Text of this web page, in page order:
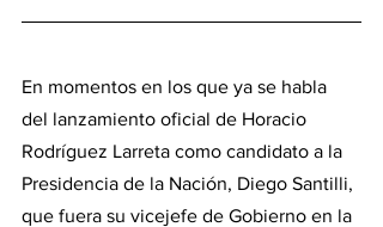
En momentos en los que ya se habla
del lanzamiento oficial de Horacio
Rodríguez Larreta como candidato a la
Presidencia de la Nación, Diego Santilli,
que fuera su vicejefe de Gobierno en la